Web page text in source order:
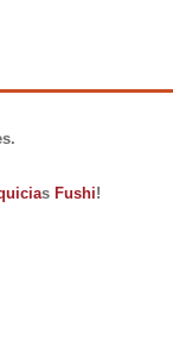
s Fushi!